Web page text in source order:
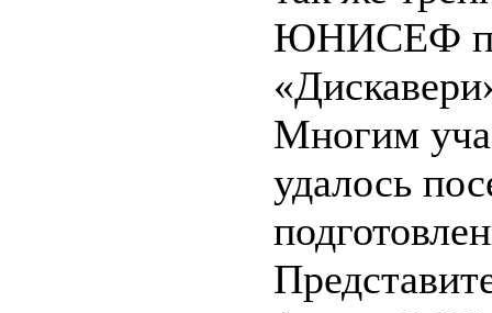
ЮНИСЕФ
Многим
удалось